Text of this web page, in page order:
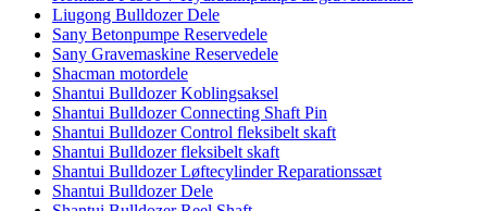
Liugong Bulldozer Dele
Sany Betonpumpe Reservedele
Sany Gravemaskine Reservedele
Shacman motordele
Shantui Bulldozer Koblingsaksel
Shantui Bulldozer Connecting Shaft Pin
Shantui Bulldozer Control fleksibelt skaft
Shantui Bulldozer fleksibelt skaft
Shantui Bulldozer Løftecylinder Reparationssæt
Shantui Bulldozer Dele